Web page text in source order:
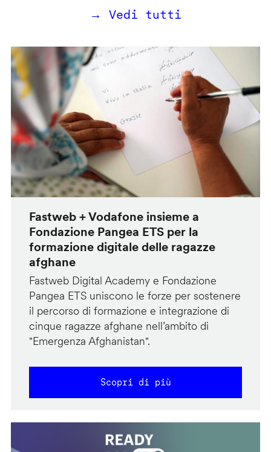
→ Vedi tutti
Fastweb + Vodafone insieme a
Fondazione Pangea ETS per la
formazione digitale delle ragazze
afghane
Fastweb Digital Academy e Fondazione
Pangea ETS uniscono le forze per sostenere
il percorso di formazione e integrazione di
cinque ragazze afghane nell’ambito di
"Emergenza Afghanistan".
Scopri di più